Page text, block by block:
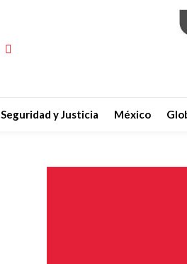
Seguridad y Justicia México